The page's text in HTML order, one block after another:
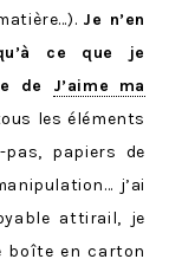
Je n’en
ce que je
de J’aime ma
les éléments
papiers de
j’ai
attirail, je
boîte en carton